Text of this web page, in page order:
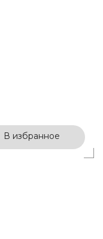
В избранное